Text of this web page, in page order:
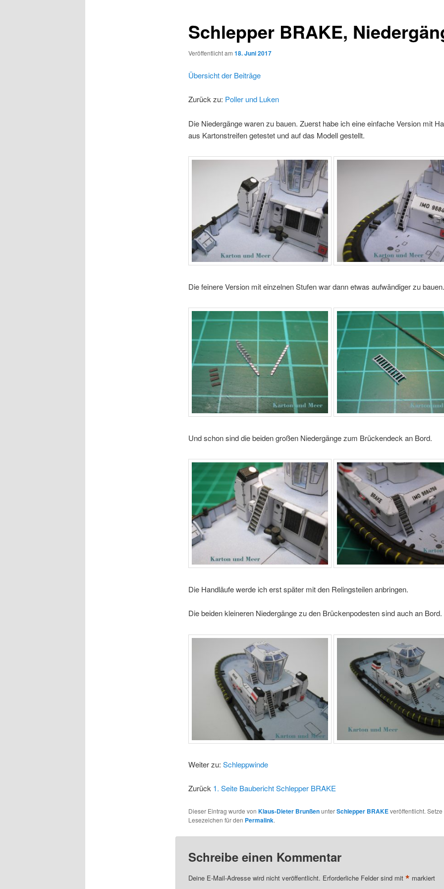
Schlepper BRAKE,
Veröffentlicht am 18. Juni 2017
Übersicht der Beiträge
Zurück zu: Poller und Luken
Die Niedergänge waren zu bauen. Zuerst habe ich eine einfache Version mit
aus Kartonstreifen getestet und auf das Modell gestellt.
Die feinere Version mit einzelnen Stufen war dann etwas aufwändiger zu bauen.
Und schon sind die beiden großen Niedergänge zum Brückendeck an Bord.
Die Handläufe werde ich erst später mit den Relingsteilen anbringen.
Die beiden kleineren Niedergänge zu den Brückenpodesten sind auch an Bord.
Weiter zu: Schleppwinde
Zurück 1. Seite Baubericht Schlepper BRAKE
Dieser Eintrag wurde von Klaus-Dieter BrunßenunterSchlepper BRAKEveröffentlicht. Setze
Lesezeichen für den Permalink.
Schreibe einen Kommentar
Deine E-Mail-Adresse wird nicht veröffentlicht. Erforderliche Felder sind mit * markiert